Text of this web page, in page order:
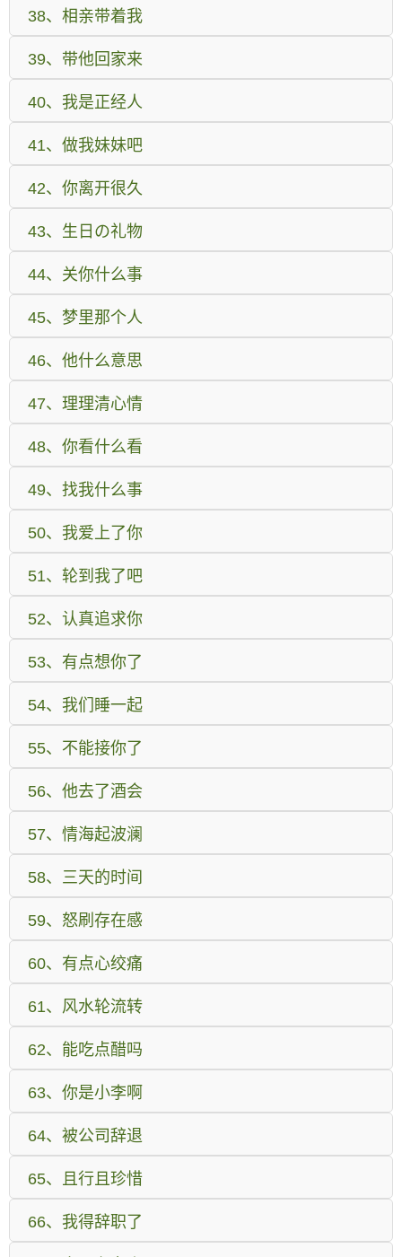
38、相亲带着我
39、带他回家来
40、我是正经人
41、做我妹妹吧
42、你离开很久
43、生日の礼物
44、关你什么事
45、梦里那个人
46、他什么意思
47、理理清心情
48、你看什么看
49、找我什么事
50、我爱上了你
51、轮到我了吧
52、认真追求你
53、有点想你了
54、我们睡一起
55、不能接你了
56、他去了酒会
57、情海起波澜
58、三天的时间
59、怒刷存在感
60、有点心绞痛
61、风水轮流转
62、能吃点醋吗
63、你是小李啊
64、被公司辞退
65、且行且珍惜
66、我得辞职了